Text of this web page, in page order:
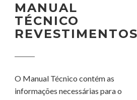
MANUAL
TÉCNICO
REVESTIMENTOS
O Manual Técnico contém as
informações necessárias para o